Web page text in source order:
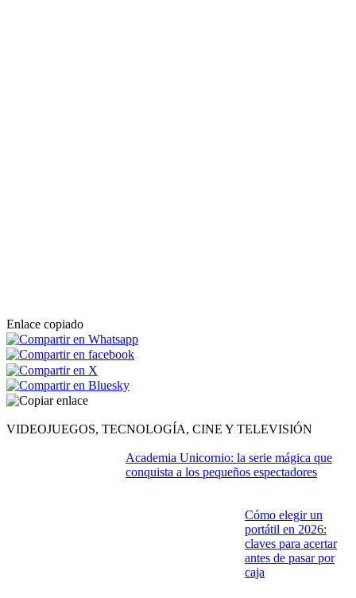
Enlace copiado
VIDEOJUEGOS, TECNOLOGÍA, CINE Y TELEVISIÓN
Academia Unicornio: la serie mágica que
conquista a los pequeños espectadores
Cómo elegir un
portátil en 2026:
claves para acertar
antes de pasar por
caja